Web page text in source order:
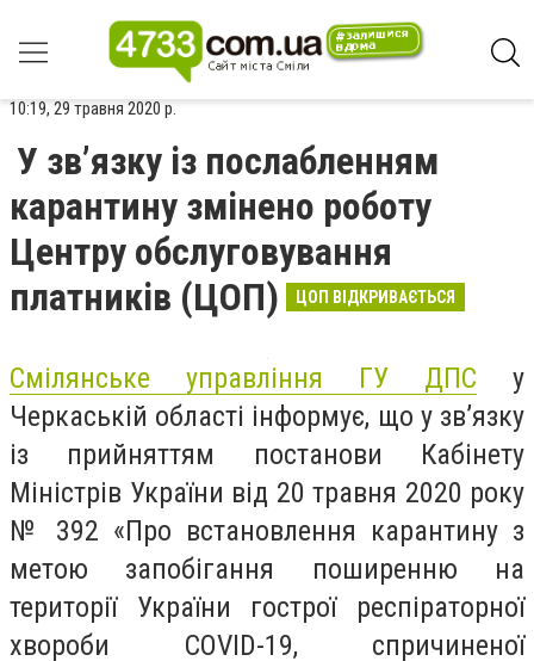
10:19, 29 травня 2020 р.
У зв’язку із послабленням
карантину змінено роботу
Центру обслуговування
платників (ЦОП)
ЦОП ВІДКРИВАЄТЬСЯ
Смілянське управління ГУ ДПС у
Черкаськiй області інформує, що у зв’язку
із прийняттям постанови Кабінету
Міністрів України від 20 травня 2020 року
№ 392 «Про встановлення карантину з
метою запобігання поширенню на
території України гострої респіраторної
хвороби COVID-19, спричиненої